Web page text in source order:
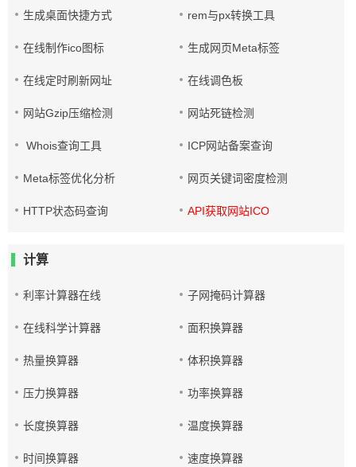
生成桌面快捷方式 rem与px转换工具
在线制作ico图标 生成网页Meta标签
在线定时刷新网址 在线调色板
网站Gzip压缩检测 网站死链检测
Whois查询工具 ICP网站备案查询
Meta标签优化分析 网页关键词密度检测
HTTP状态码查询 API获取网站ICO
计算
利率计算器在线 子网掩码计算器
在线科学计算器 面积换算器
热量换算器 体积换算器
压力换算器 功率换算器
长度换算器 温度换算器
时间换算器 速度换算器